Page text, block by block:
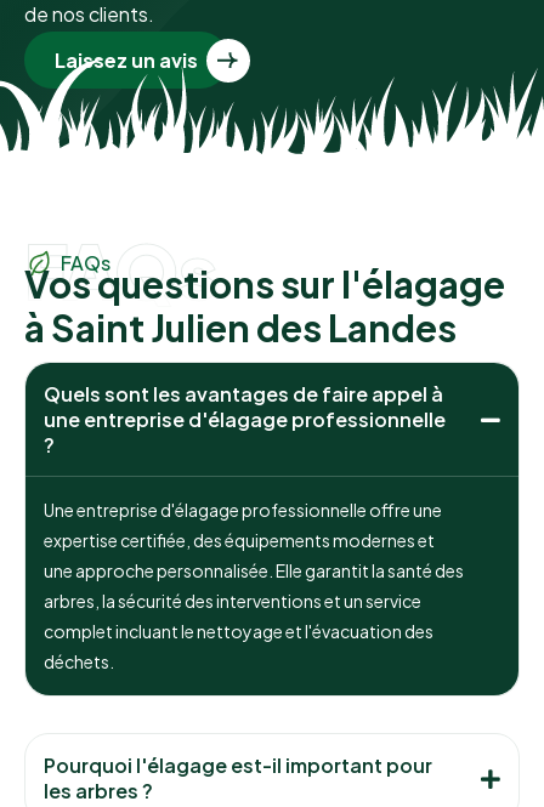
de nos clients.
Laissez un avis
FAQs
FAQs
Vos questions sur l'élagage
à Saint Julien des Landes
Quels sont les avantages de faire appel à
une entreprise d'élagage professionnelle
?
Une entreprise d'élagage professionnelle offre une
expertise certifiée, des équipements modernes et
une approche personnalisée. Elle garantit la santé des
arbres, la sécurité des interventions et un service
complet incluant le nettoyage et l'évacuation des
déchets.
Pourquoi l'élagage est-il important pour
les arbres ?